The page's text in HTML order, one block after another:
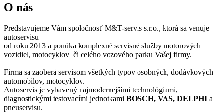
O nás
Predstavujeme Vám spoločnosť M&T-servis s.r.o., ktorá sa venuje
autoservisu
od roku 2013 a ponúka komplexné servisné služby motorových
vozidiel, motocyklov či celého vozového parku Vašej firmy.
Firma sa zaoberá servisom všetkých typov osobných, dodávkových
automobilov, motocyklov.
Autoservis je vybavený najmodernejšími technológiami,
diagnostickými testovacími jednotkami BOSCH, VAS, DELPHI a
pneuservisu.